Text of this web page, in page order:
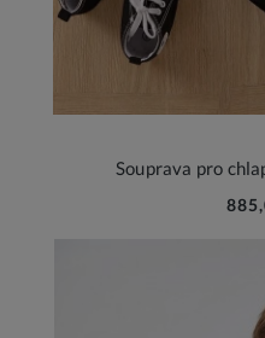
Souprava pro